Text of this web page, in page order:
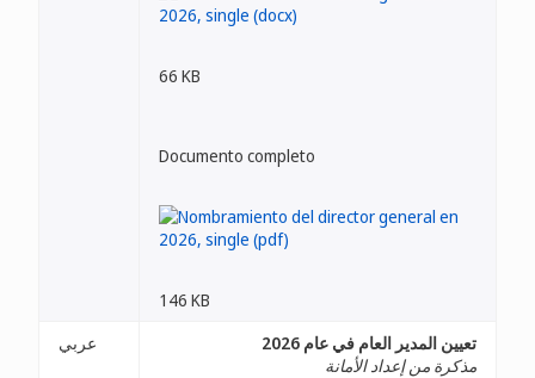
66 KB
Documento completo
146 KB
عربي
تعيين المدير العام في عام 2026
مذكرة من إعداد الأمانة